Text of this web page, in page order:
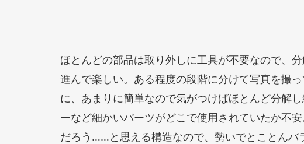
ほとんどの部品は取り外しに工具が不要なので、
進んで楽しい。ある程度の段階に分けて写真を撮
に、あまりに簡単なので気がつけばほとんど分解
ーなど細かいパーツがどこで使用されていたか不
だろう……と思える構造なので、勢いでとことんバ